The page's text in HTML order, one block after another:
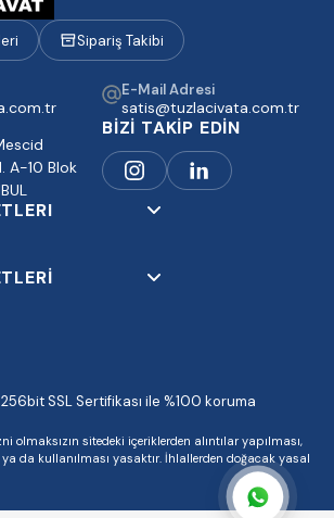
Sipariş Takibi
E-Mail Adresi
satis@tuzlacivata.com.tr
A-10 Blok
BİZİ TAKİP EDİN
SSL Sertifikası ile %100 koruma
olmaksızın sitedeki içeriklerden alıntılar yapılması,
da kullanılması yasaktır. İhlallerden doğacak yasal